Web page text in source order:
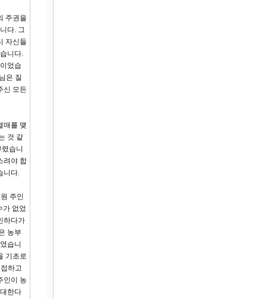
주권을
다. 그
자신들
니다.
었습
은 질
신 모든
매를 맺
것 같
습니
려야 합
니다.
주인
가 없었
하다가
농부
습니
기초로
하고
인이 농
한다